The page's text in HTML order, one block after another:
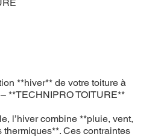
**hiver** de votre toiture à
**TECHNIPRO TOITURE**
l’hiver combine **pluie, vent,
thermiques**. Ces contraintes